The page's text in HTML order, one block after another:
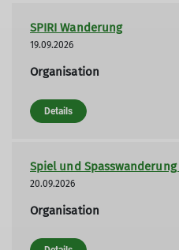
SPIRI Wanderung
19.09.2026
Organisation
Details
Spiel und
20.09.2026
Organisation